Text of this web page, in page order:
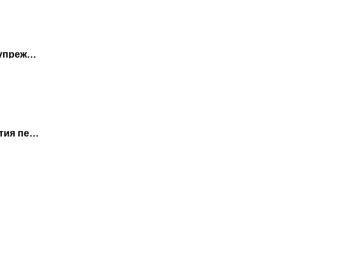
C 26 мая: Служба тыла будет рассылать предварительные предупреждения об обстрелах из Ливана
Новые инструкции на севере Израиля: подвозки отменены, занятия перешли в Zoom